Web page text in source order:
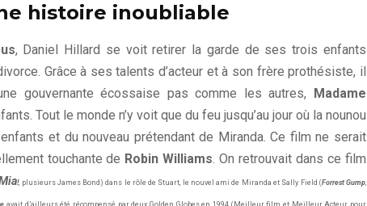
histoire inoubliable
, Daniel Hillard se voit retirer la garde de ses trois enfants
Grâce à ses talents d’acteur et à son frère prothésiste, il
gouvernante écossaise pas comme les autres,
Madame
Tout le monde n’y voit que du feu jusqu’au jour où la nounou
et du nouveau prétendant de Miranda. Ce film ne serait
touchante de Robin Williams. On retrouvait dans ce film
!, plusieurs James Bond) dans le rôle de Stuart, le nouvel ami de Miranda et Sally Field (Forrest Gump,